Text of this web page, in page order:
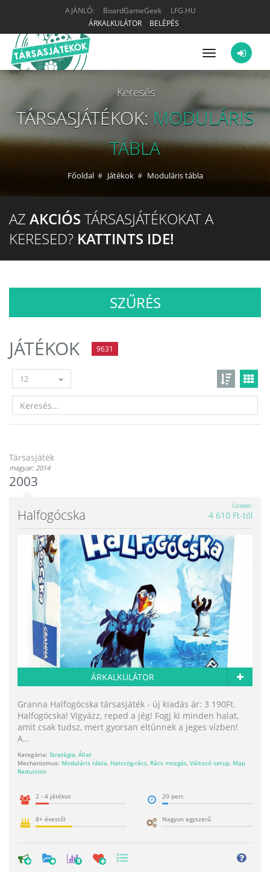
AJÁNLÓ: BoardGameGeek
LFG.HU
ÁRKALKULÁTOR
BELÉPÉS
Menü
Keresés
TÁRSASJÁTÉKOK: MODULÁRIS
TÁBLA
Főoldal Játékok Moduláris tábla
AZ AKCIÓSTÁRSASJÁTÉKOKAT A
KERESED? KATTINTS IDE!
SZŰRÉS
JÁTÉKOK 9631
12
Társasjáték
magyar: 2014
2003
Halfogócska
Üzletek
4 610 Ft-tól
ÁRKALKULÁTOR
Granna Halfogócska társasjáték - új kiadás ár: 3 190Ft.
Halfogócska! Vigyázz, reped a jég! Fogj ki minden halat,
amit csak tudsz, mert gyorsan eltűnnek a jeges vízben!
A...
Kategória: Stratégia Állat
Mechanizmus: Moduláris tábla Hatszög-rács Rács mozgás Változó setup Map
Reduction
2 - 4 játékos 20 perc
8+ évestől Nagyon egyszerű
0